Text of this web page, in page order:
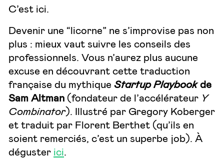
C’est ici
Devenir une “licorne” ne s’improvise pas non
plus : mieux vaut suivre les conseils des
professionnels. Vous n’aurez plus aucune
excuse en découvrant cette traduction
française du mythique Startup Playbookde
Sam Altman (fondateur de l’accélérateur Y
Combinator). Illustré par Gregory Koberger
et traduit par Florent Berthet (qu’ils en
soient remerciés, c’est un superbe job). À
déguster ici